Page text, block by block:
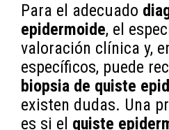
Para el adecuado
epidermoide, el
valoración clínica y,
específicos, puede
biopsia de quiste
existen dudas. Una
es si el quiste